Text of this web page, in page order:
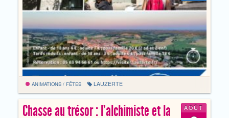
ANIMATIONS / FÊTES LAUZERTE
AOÛT
Chasse au trésor : l’alchimiste et la